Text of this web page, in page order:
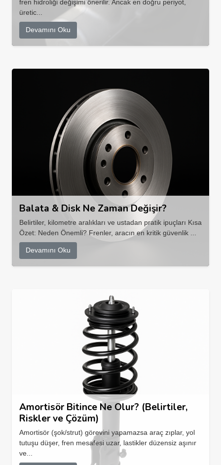
fren hidroliği değişimi önerilir. Ancak en doğru periyot,
üretic...
Devamını Oku
Balata & Disk Ne Zaman Değişir?
Belirtiler, kilometre aralıkları ve ustadan pratik ipuçları Kısa
Özet: Neden Önemli? Frenler, aracın en kritik güvenlik ...
Devamını Oku
Amortisör Bitince Ne Olur? (Belirtiler,
Riskler ve Çözüm)
Amortisör (şok/strut) görevini yapamazsa araç zıplar, yol
tutuşu düşer, fren mesafesi uzar, lastikler düzensiz aşınır
ve...